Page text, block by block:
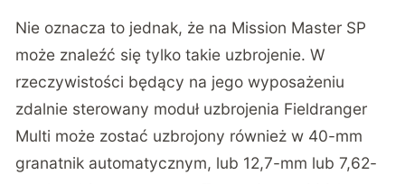
Nie oznacza to jednak, że na Mission Master SP
może znaleźć się tylko takie uzbrojenie. W
rzeczywistości będący na jego wyposażeniu
zdalnie sterowany moduł uzbrojenia Fieldranger
Multi może zostać uzbrojony również w 40-mm
granatnik automatycznym, lub 12,7-mm lub 7,62-